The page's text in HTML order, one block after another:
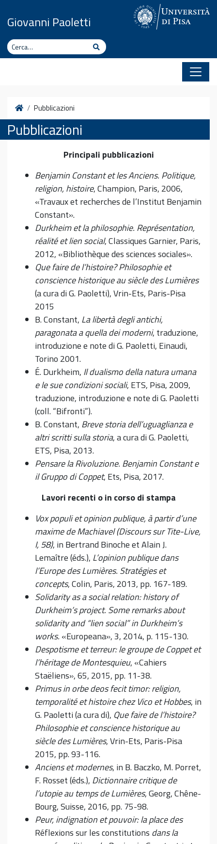
Giovanni Paoletti
Cerca Cerca
HomePubblicazioni
Pubblicazioni
Principali pubblicazioni
Benjamin Constant et les Anciens. Politique,
religion, histoire, Champion, Paris, 2006,
«Travaux et recherches de l’Institut Benjamin
Constant».
Durkheim et la philosophie. Représentation,
réalité et lien social, Classiques Garnier, Paris,
2012, «Bibliothèque des sciences sociales».
Que faire de l’histoire? Philosophie et
conscience historique au siècle des Lumières
(a cura di G. Paoletti), Vrin-Ets, Paris-Pisa
2015
B. Constant, La libertà degli antichi,
paragonata a quella dei moderni, traduzione,
introduzione e note di G. Paoletti, Einaudi,
Torino 2001.
É. Durkheim, Il dualismo della natura umana
e le sue condizioni sociali, ETS, Pisa, 2009,
traduzione, introduzione e note di G. Paoletti
(coll. “Bifronti”).
B. Constant, Breve storia dell’uguaglianza e
altri scritti sulla storia, a cura di G. Paoletti,
ETS, Pisa, 2013.
Pensare la Rivoluzione. Benjamin Constant e
il Gruppo di Coppet, Ets, Pisa, 2017.
Lavori recenti o in corso di stampa
Vox populi et opinion publique, à partir d’une
maxime de Machiavel (Discours sur Tite-Live,
I, 58), in Bertrand Binoche et Alain J.
Lemaître (éds.), L’opinion publique dans
l’Europe des Lumières. Stratégies et
concepts, Colin, Paris, 2013, pp. 167-189.
Solidarity as a social relation: history of
Durkheim’s project. Some remarks about
solidarity and “lien social” in Durkheim’s
works. «Europeana», 3, 2014, p. 115-130.
Despotisme et terreur: le groupe de Coppet et
l’héritage de Montesquieu, «Cahiers
Staëliens», 65, 2015, pp. 11-38.
Primus in orbe deos fecit timor: religion,
temporalité et histoire chez Vico et Hobbes, in
G. Paoletti (a cura di), Que faire de l’histoire?
Philosophie et conscience historique au
siècle des Lumières, Vrin-Ets, Paris-Pisa
2015, pp. 93-116.
Anciens et modernes, in B. Baczko, M. Porret,
F. Rosset (éds.), Dictionnaire critique de
l’utopie au temps de Lumières, Georg, Chêne-
Bourg, Suisse, 2016, pp. 75-98.
Peur, indignation et pouvoir: la place des
Réflexions sur les constitutions dans la